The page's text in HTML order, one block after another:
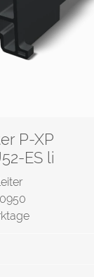
P-XP
ES li